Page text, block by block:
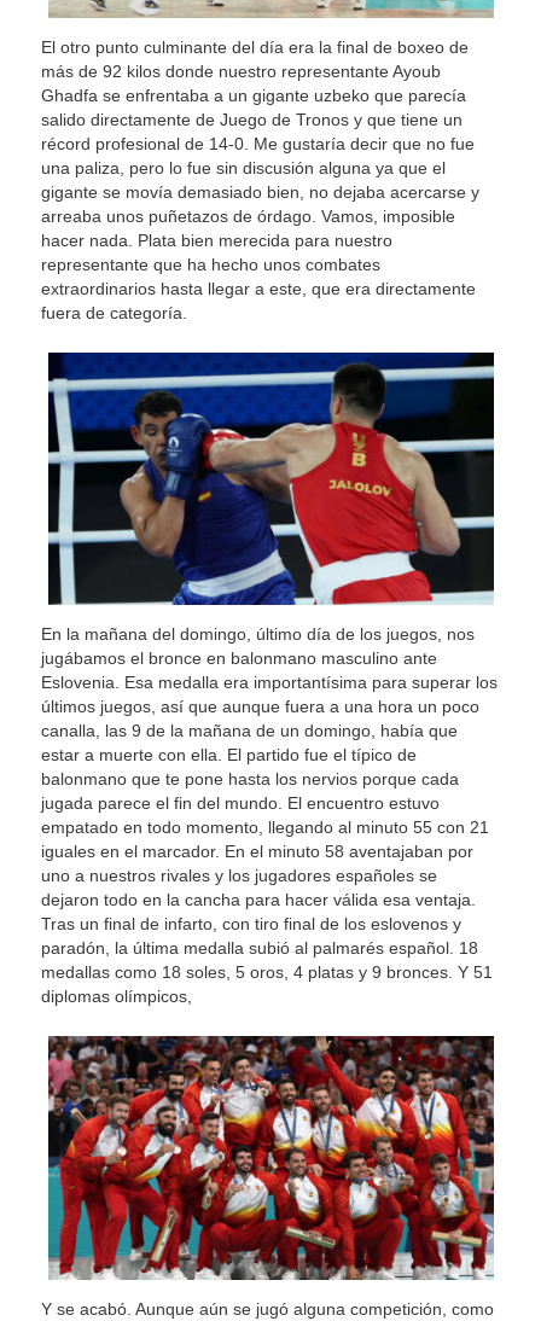
El otro punto culminante del día era la final de boxeo de
más de 92 kilos donde nuestro representante Ayoub
Ghadfa se enfrentaba a un gigante uzbeko que parecía
salido directamente de Juego de Tronos y que tiene un
récord profesional de 14-0. Me gustaría decir que no fue
una paliza, pero lo fue sin discusión alguna ya que el
gigante se movía demasiado bien, no dejaba acercarse y
arreaba unos puñetazos de órdago. Vamos, imposible
hacer nada. Plata bien merecida para nuestro
representante que ha hecho unos combates
extraordinarios hasta llegar a este, que era directamente
fuera de categoría.
En la mañana del domingo, último día de los juegos, nos
jugábamos el bronce en balonmano masculino ante
Eslovenia. Esa medalla era importantísima para superar los
últimos juegos, así que aunque fuera a una hora un poco
canalla, las 9 de la mañana de un domingo, había que
estar a muerte con ella. El partido fue el típico de
balonmano que te pone hasta los nervios porque cada
jugada parece el fin del mundo. El encuentro estuvo
empatado en todo momento, llegando al minuto 55 con 21
iguales en el marcador. En el minuto 58 aventajaban por
uno a nuestros rivales y los jugadores españoles se
dejaron todo en la cancha para hacer válida esa ventaja.
Tras un final de infarto, con tiro final de los eslovenos y
paradón, la última medalla subió al palmarés español. 18
medallas como 18 soles, 5 oros, 4 platas y 9 bronces. Y 51
diplomas olímpicos,
Y se acabó. Aunque aún se jugó alguna competición, como